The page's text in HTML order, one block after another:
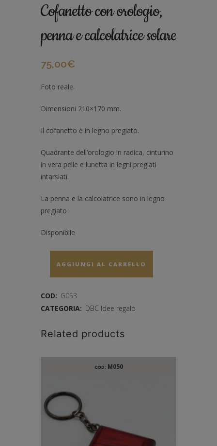
Cofanetto con orologio,
penna e calcolatrice solare
75,00€
Foto reale.
Dimensioni 210×170 mm.
Il cofanetto è in legno pregiato.
Quadrante dell’orologio in radica, cinturino
in vera pelle e lunetta in legni pregiati
intarsiati.
La penna e la calcolatrice sono in legno
pregiato
Disponibile
AGGIUNGI AL CARRELLO
COD: G053
CATEGORIA: DBC Idee regalo
Related products
COD: M050